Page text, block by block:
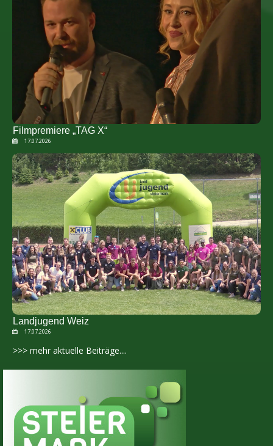
Filmpremiere „TAG X“
17.07.2026
Landjugend Weiz
17.07.2026
>>> mehr aktuelle Beiträge....